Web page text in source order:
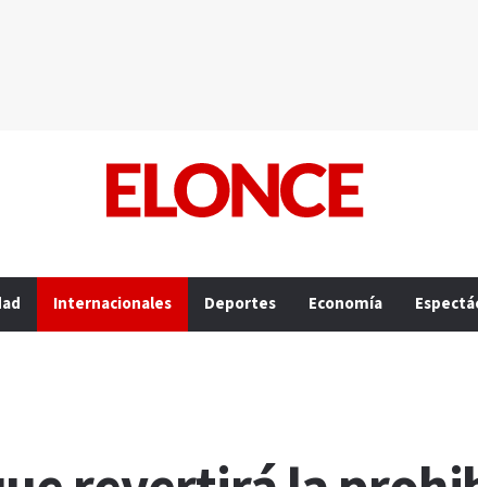
Internacionales Deportes Economía